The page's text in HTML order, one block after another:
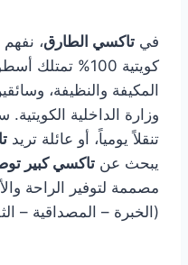
في تاكسي الطارق،
كويتية 100%
المكيفة والنظيفة،
وزارة الداخلية
تنقلاً يومياً، أو عائلة تريد
يبحث عن تاكسي كبير
مصممة لتوفير الراحة
(الخبرة – المصداقية –